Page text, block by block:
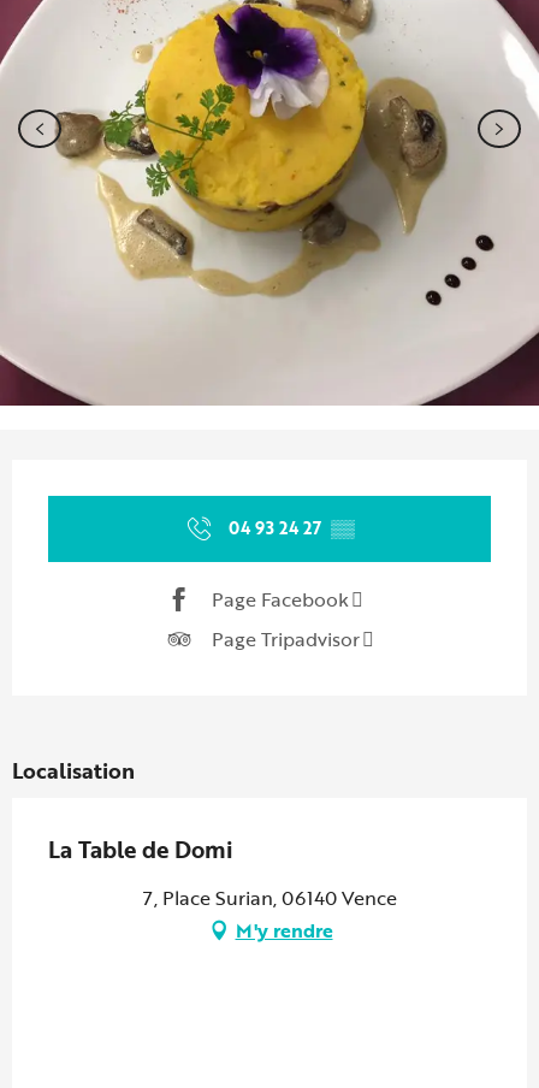
04 93 24 27 ▒▒
Page Facebook
Page Tripadvisor
Localisation
La Table de Domi
7, Place Surian, 06140 Vence
M'y rendre